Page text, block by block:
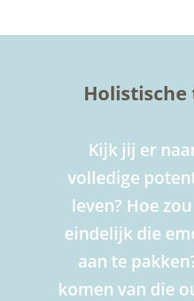
Kijk jij er
volledige
leven? Hoe
eindelijk die
aan te
komen van die